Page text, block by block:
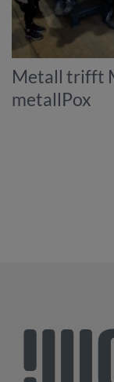
Metall trifft
metallPox